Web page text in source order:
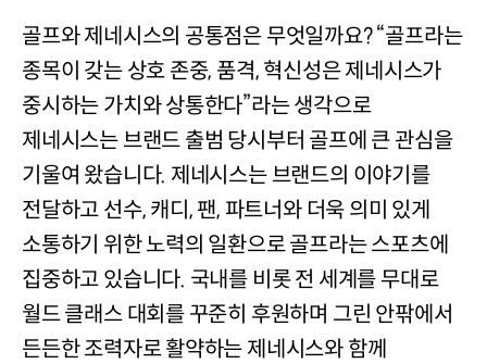
골프와 제네시스의 공통점은 무엇일까요? “골프라는
종목이 갖는 상호 존중, 품격, 혁신성은 제네시스가
중시하는 가치와 상통한다”라는 생각으로
제네시스는 브랜드 출범 당시부터 골프에 큰 관심을
기울여 왔습니다. 제네시스는 브랜드의 이야기를
전달하고 선수, 캐디, 팬, 파트너와 더욱 의미 있게
소통하기 위한 노력의 일환으로 골프라는 스포츠에
집중하고 있습니다. 국내를 비롯 전 세계를 무대로
월드 클래스 대회를 꾸준히 후원하며 그린 안팎에서
든든한 조력자로 활약하는 제네시스와 함께